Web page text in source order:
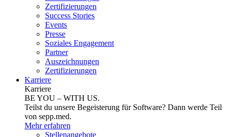
Zertifizierungen
Success Stories
Events
Presse
Soziales Engagement
Partner
Auszeichnungen
Zertifizierungen
Karriere
Karriere
BE YOU – WITH US.
Teilst du unsere Begeisterung für Software? Dann werde Teil
von sepp.med.
Mehr erfahren
Stellenangebote